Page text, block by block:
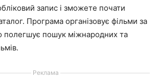
запис і зможете почати
Програма організовує фільми за
полегшує пошук міжнародних та
Реклама